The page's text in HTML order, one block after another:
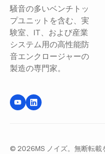
騒音の多いベンチトッ
プユニットを含む、実
験室、IT、および産業
システム用の高性能防
音エンクロージャーの
製造の専門家。
© 2026MS ノイズ。無断転載